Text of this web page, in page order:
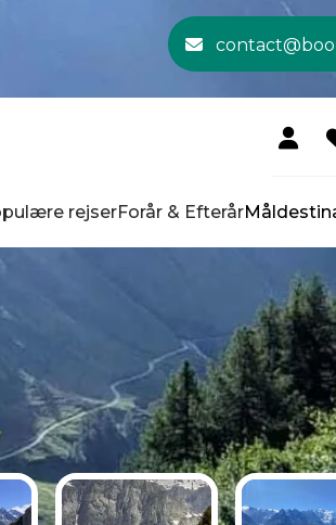
rejserForår & Efterår